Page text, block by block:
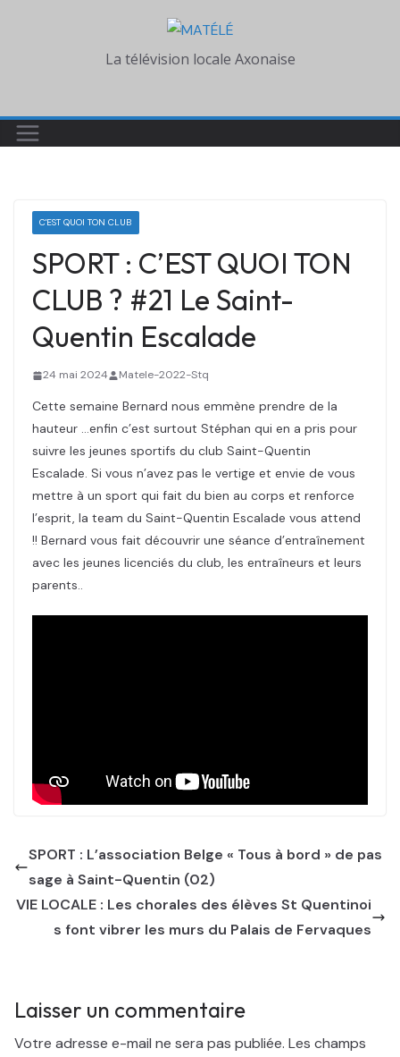
La télévision locale Axonaise
C'EST QUOI TON CLUB
SPORT : C’EST QUOI TON
CLUB ? #21 Le Saint-
Quentin Escalade
24 mai 2024 Matele-2022-Stq
Cette semaine Bernard nous emmène prendre de la
hauteur …enfin c’est surtout Stéphan qui en a pris pour
suivre les jeunes sportifs du club Saint-Quentin
Escalade. Si vous n’avez pas le vertige et envie de vous
mettre à un sport qui fait du bien au corps et renforce
l’esprit, la team du Saint-Quentin Escalade vous attend
!! Bernard vous fait découvrir une séance d’entraînement
avec les jeunes licenciés du club, les entraîneurs et leurs
parents..
SPORT : L’association Belge « Tous à bord » de pas
sage à Saint-Quentin (02)
VIE LOCALE : Les chorales des élèves St Quentinoi
s font vibrer les murs du Palais de Fervaques
Laisser un commentaire
Votre adresse e-mail ne sera pas publiée. Les champs